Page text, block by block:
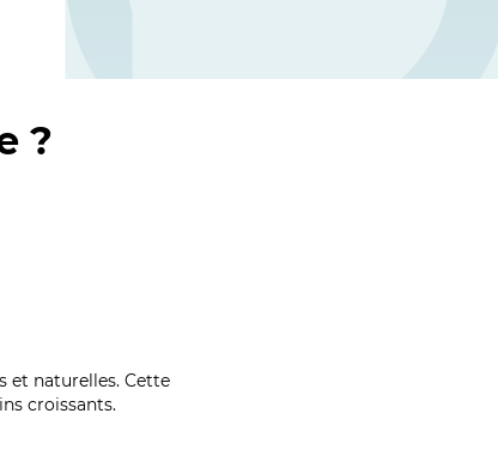
?
et naturelles. Cette
croissants.